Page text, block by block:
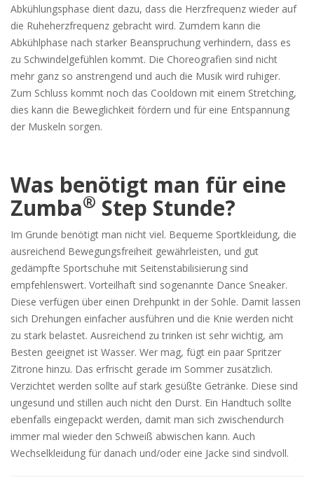
Abkühlungsphase dient dazu, dass die Herzfrequenz wieder auf
die Ruheherzfrequenz gebracht wird. Zumdem kann die
Abkühlphase nach starker Beanspruchung verhindern, dass es
zu Schwindelgefühlen kommt. Die Choreografien sind nicht
mehr ganz so anstrengend und auch die Musik wird ruhiger.
Zum Schluss kommt noch das Cooldown mit einem Stretching,
dies kann die Beweglichkeit fördern und für eine Entspannung
der Muskeln sorgen.
Was benötigt man für eine
Zumba® Step Stunde?
Im Grunde benötigt man nicht viel. Bequeme Sportkleidung, die
ausreichend Bewegungsfreiheit gewährleisten, und gut
gedämpfte Sportschuhe mit Seitenstabilisierung sind
empfehlenswert. Vorteilhaft sind sogenannte Dance Sneaker.
Diese verfügen über einen Drehpunkt in der Sohle. Damit lassen
sich Drehungen einfacher ausführen und die Knie werden nicht
zu stark belastet. Ausreichend zu trinken ist sehr wichtig, am
Besten geeignet ist Wasser. Wer mag, fügt ein paar Spritzer
Zitrone hinzu. Das erfrischt gerade im Sommer zusätzlich.
Verzichtet werden sollte auf stark gesüßte Getränke. Diese sind
ungesund und stillen auch nicht den Durst. Ein Handtuch sollte
ebenfalls eingepackt werden, damit man sich zwischendurch
immer mal wieder den Schweiß abwischen kann. Auch
Wechselkleidung für danach und/oder eine Jacke sind sindvoll.